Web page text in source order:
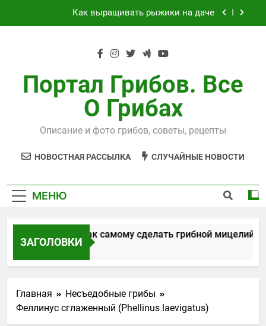
Как выращивать рыжики на даче
мицелий
Технология выращивания подосиновиков
Как выращивать рыжики на даче
Портал Грибов. Все
О Грибах
Описание и фото грибов, советы, рецепты
НОВОСТНАЯ РАССЫЛКА СЛУЧАЙНЫЕ НОВОСТИ
МЕНЮ
ЗАГОЛОВКИ
Способы, как самому сделать грибной мицелий
5 Лет Спустя
Главная
Несъедобные грибы
Феллинус сглаженный (Phellinus laevigatus)